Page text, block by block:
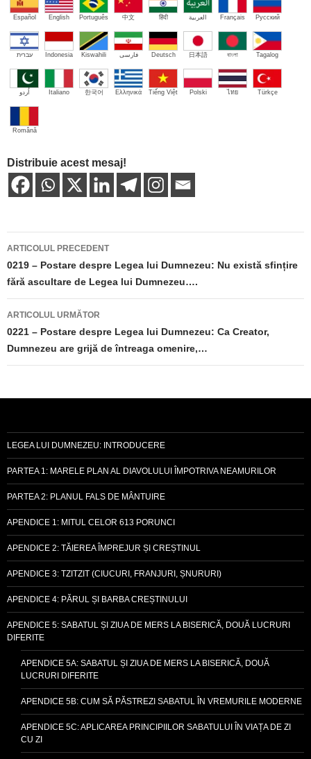
Español English Português 中文 हिंदी العربية Français Русский
עברית Indonesia Kiswahili فارسی Deutsch 日本語 বাংলা Tagalog
اُردو Italiano 한국어 Ελληνικά Tiếng Việt Polski ไทย Türkçe
Română
Distribuie acest mesaj!
Navigare
în
articole
ARTICOLUL PRECEDENT
0219 – Postare despre Legea lui Dumnezeu: Nu există sfințire
fără ascultare de Legea lui Dumnezeu….
ARTICOLUL URMĂTOR
0221 – Postare despre Legea lui Dumnezeu: Ca Creator,
Dumnezeu are grijă de întreaga omenire,…
LEGEA LUI DUMNEZEU: INTRODUCERE
PARTEA 1: MARELE PLAN AL DIAVOLULUI ÎMPOTRIVA NEAMURILOR
PARTEA 2: PLANUL FALS DE MÂNTUIRE
APENDICE 1: MITUL CELOR 613 PORUNCI
APENDICE 2: TĂIEREA ÎMPREJUR ȘI CREȘTINUL
APENDICE 3: TZITZIT (CIUCURI, FRANJURI, ȘNURURI)
APENDICE 4: PĂRUL ȘI BARBA CREȘTINULUI
APENDICE 5: SABATUL ȘI ZIUA DE MERS LA BISERICĂ, DOUĂ LUCRURI
DIFERITE
APENDICE 5A: SABATUL ȘI ZIUA DE MERS LA BISERICĂ, DOUĂ
LUCRURI DIFERITE
APENDICE 5B: CUM SĂ PĂSTREZI SABATUL ÎN VREMURILE MODERNE
APENDICE 5C: APLICAREA PRINCIPIILOR SABATULUI ÎN VIAȚA DE ZI
CU ZI